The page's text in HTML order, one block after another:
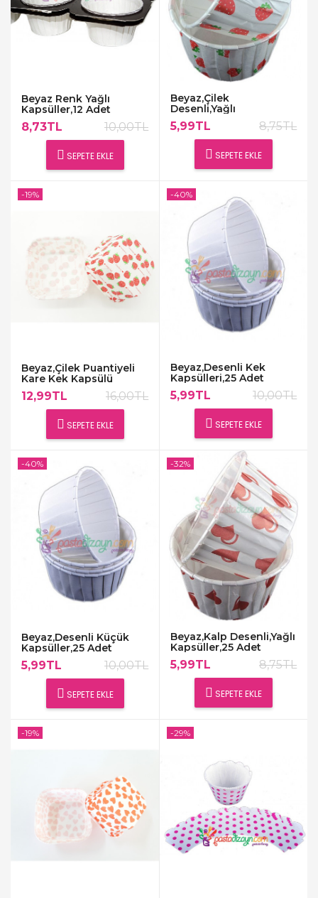
Beyaz Renk Yağlı
Kapsüller,12 Adet
8,73TL 10,00TL
SEPETE EKLE
Beyaz,Çilek
Desenli,Yağlı
Kapsüller,25 Adet
5,99TL 8,75TL
SEPETE EKLE
Beyaz,Çilek Puantiyeli
Kare Kek Kapsülü
12,99TL 16,00TL
SEPETE EKLE
-19%
Beyaz,Desenli Kek
Kapsülleri,25 Adet
5,99TL 10,00TL
SEPETE EKLE
-40%
Beyaz,Desenli Küçük
Kapsüller,25 Adet
5,99TL 10,00TL
SEPETE EKLE
-40%
Beyaz,Kalp Desenli,Yağlı
Kapsüller,25 Adet
5,99TL 8,75TL
SEPETE EKLE
-32%
-19% -29%